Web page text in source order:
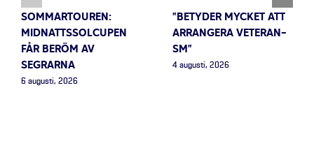
SOMMARTOUREN:
MIDNATTSSOLCUPEN
FÅR BERÖM AV
SEGRARNA
6 augusti, 2026
”BETYDER MYCKET ATT
ARRANGERA VETERAN-
SM”
4 augusti, 2026